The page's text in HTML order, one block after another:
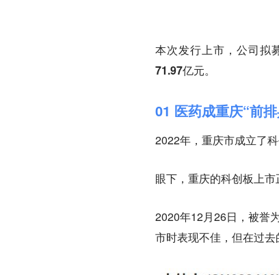
本次发行上市，公司拟
71.97亿元。
01 医药成重庆“前
2022年，重庆市成立了
眼下，重庆的科创板上市
2020年12月26日，被誉
市时表现不佳，但在过去